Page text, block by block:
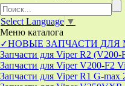
Select Language ▼
Меню каталога
✓НОВЫЕ ЗАПЧАСТИ
Запчасти для Viper R2 (V200-
Запчасти для Viper V200-F2
Запчасти для Viper R1 G-max